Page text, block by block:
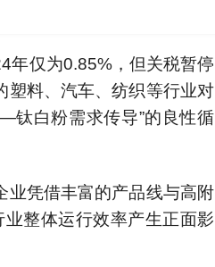
仅为0.85%，但关税暂停
塑料、汽车、纺织等行业对
钛白粉需求传导”的良性循
凭借丰富的产品线与高附
整体运行效率产生正面影